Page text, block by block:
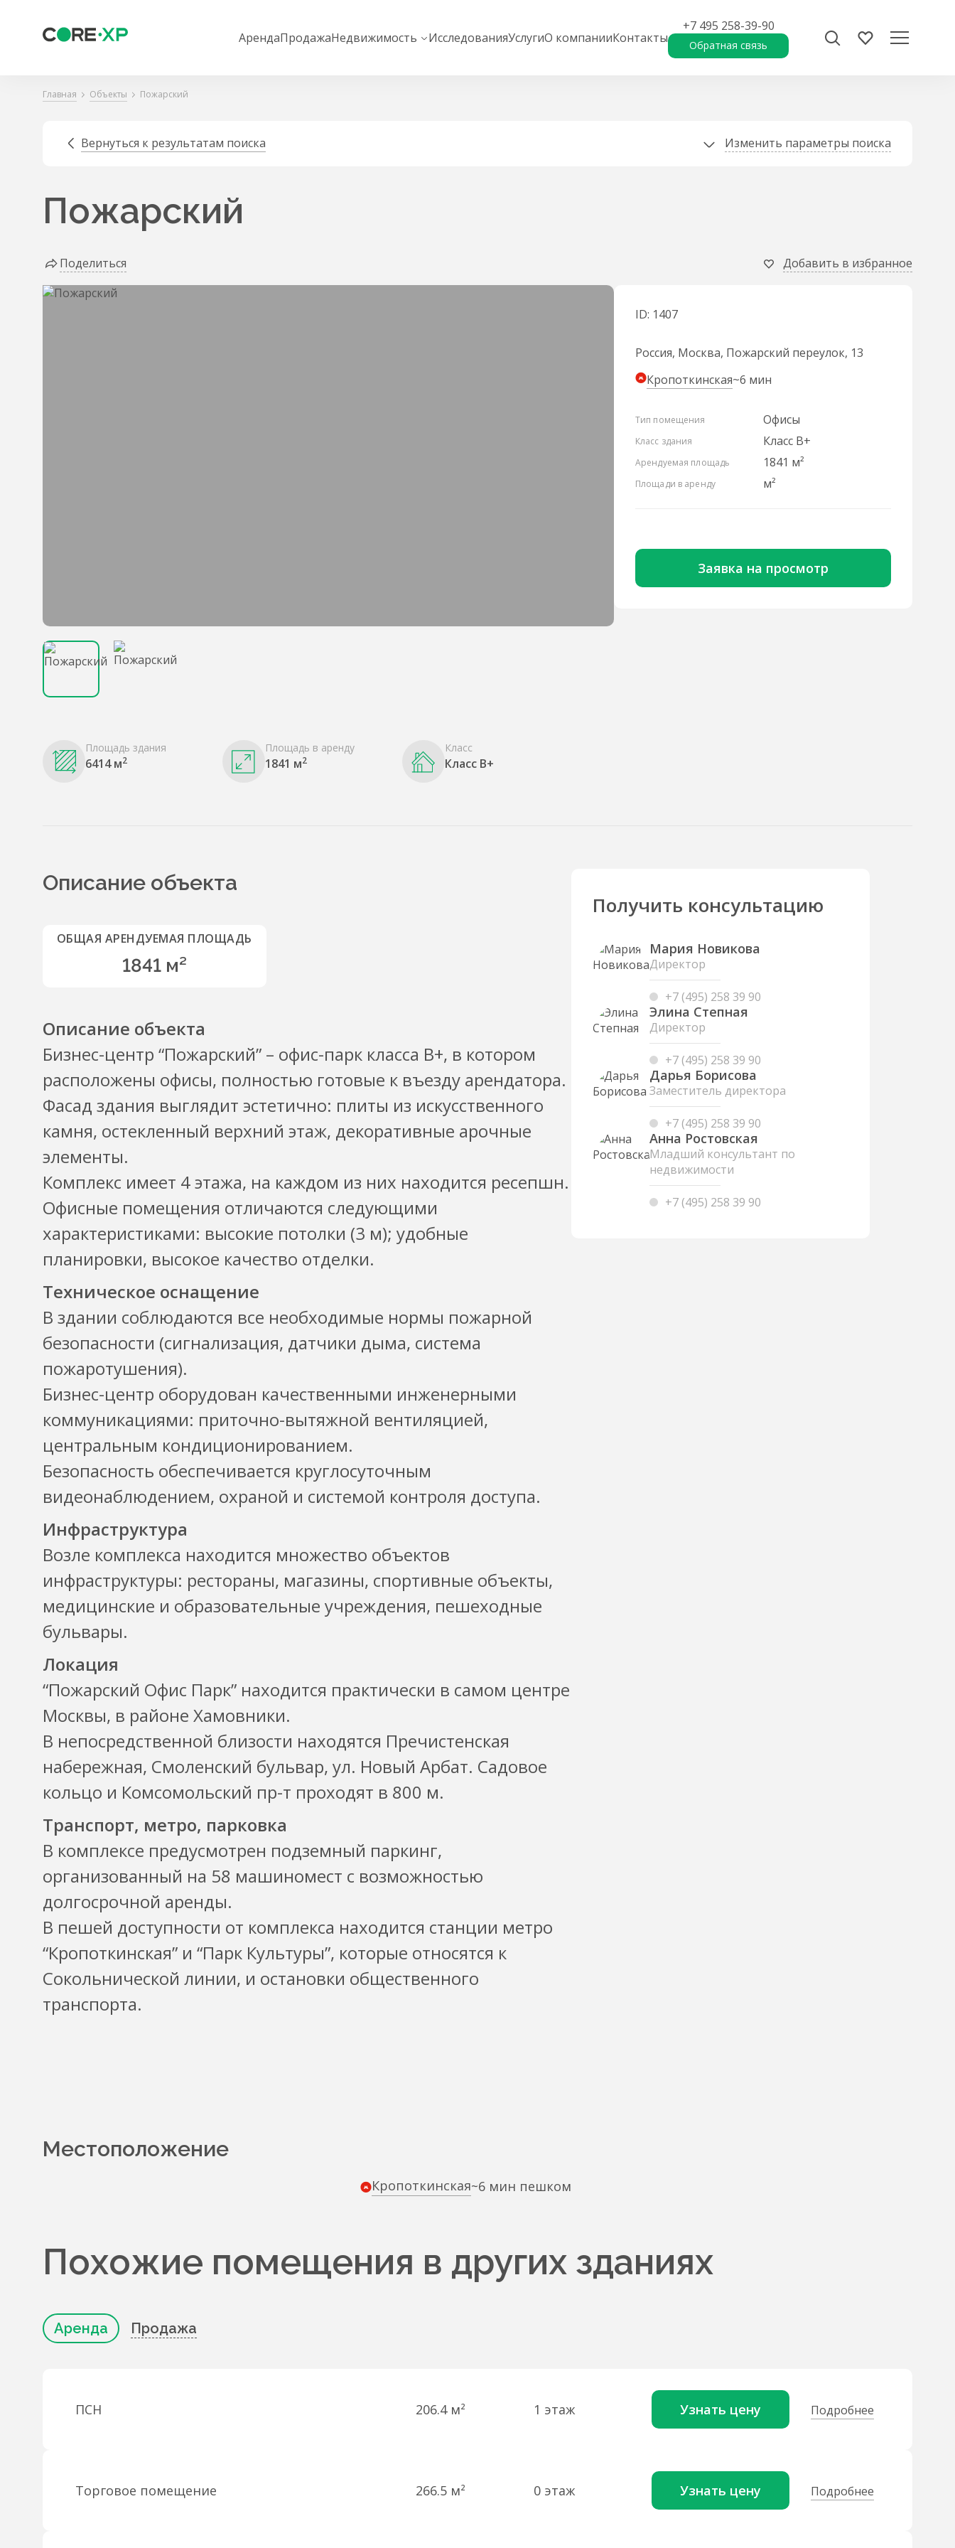
АрендаПродажаНедвижимость ИсследованияУслугиО компанииКонтакты
+7 495 258-39-90
Обратная связь
Главная Объекты Пожарский
Вернуться к результатам поиска Изменить параметры поиска
Пожарский
Поделиться Добавить в избранное
ID: 1407
Россия, Москва, Пожарский переулок, 13
Кропоткинская~6 мин
Тип помещения Офисы
Класс здания Класс B+
Арендуемая площадь 1841 м²
Площади в аренду м²
Заявка на просмотр
Площадь здания
6414 м2
Площадь в аренду
1841 м2
Класс
Класс B+
Описание объекта
ОБЩАЯ АРЕНДУЕМАЯ ПЛОЩАДЬ
1841 м²
Описание объекта
Бизнес-центр “Пожарский” – офис-парк класса В+, в котором
расположены офисы, полностью готовые к въезду арендатора.
Фасад здания выглядит эстетично: плиты из искусственного
камня, остекленный верхний этаж, декоративные арочные
элементы.
Комплекс имеет 4 этажа, на каждом из них находится ресепшн.
Офисные помещения отличаются следующими
характеристиками: высокие потолки (3 м); удобные
планировки, высокое качество отделки.
Техническое оснащение
В здании соблюдаются все необходимые нормы пожарной
безопасности (сигнализация, датчики дыма, система
пожаротушения).
Бизнес-центр оборудован качественными инженерными
коммуникациями: приточно-вытяжной вентиляцией,
центральным кондиционированием.
Безопасность обеспечивается круглосуточным
видеонаблюдением, охраной и системой контроля доступа.
Инфраструктура
Возле комплекса находится множество объектов
инфраструктуры: рестораны, магазины, спортивные объекты,
медицинские и образовательные учреждения, пешеходные
бульвары.
Локация
“Пожарский Офис Парк” находится практически в самом центре
Москвы, в районе Хамовники.
В непосредственной близости находятся Пречистенская
набережная, Смоленский бульвар, ул. Новый Арбат. Садовое
кольцо и Комсомольский пр-т проходят в 800 м.
Транспорт, метро, парковка
В комплексе предусмотрен подземный паркинг,
организованный на 58 машиномест с возможностью
долгосрочной аренды.
В пешей доступности от комплекса находится станции метро
“Кропоткинская” и “Парк Культуры”, которые относятся к
Сокольнической линии, и остановки общественного
транспорта.
Получить консультацию
Мария Новикова
Директор
+7 (495) 258 39 90
Элина Степная
Директор
+7 (495) 258 39 90
Дарья Борисова
Заместитель директора
+7 (495) 258 39 90
Анна Ростовская
Младший консультант по
недвижимости
+7 (495) 258 39 90
Местоположение
Кропоткинская~6 мин пешком
Похожие помещения в других зданиях
Аренда Продажа
ПСН 206.4 м² 1 этаж Узнать цену Подробнее
Торговое помещение 266.5 м² 0 этаж Узнать цену Подробнее